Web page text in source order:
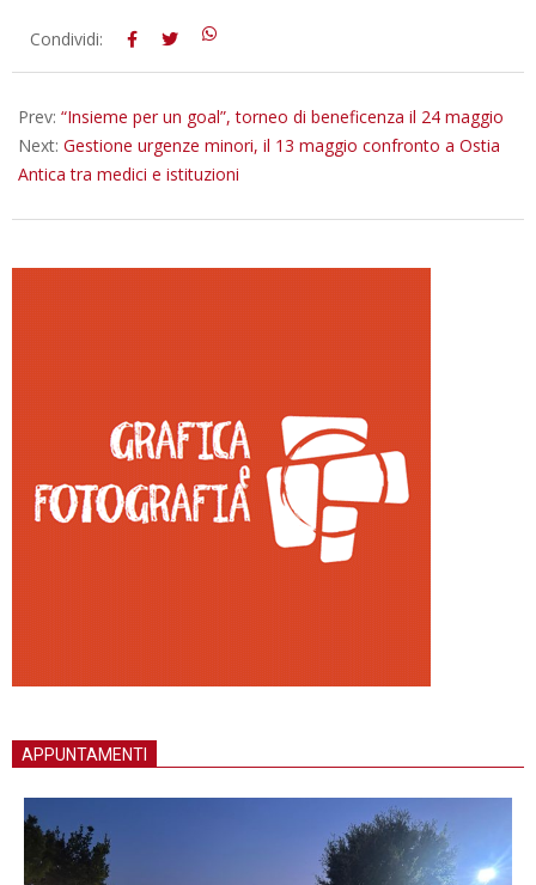
2026-
Condividi:
Prev: “Insieme per un goal”, torneo di beneficenza il 24 maggio
Next: Gestione urgenze minori, il 13 maggio confronto a Ostia
Antica tra medici e istituzioni
APPUNTAMENTI